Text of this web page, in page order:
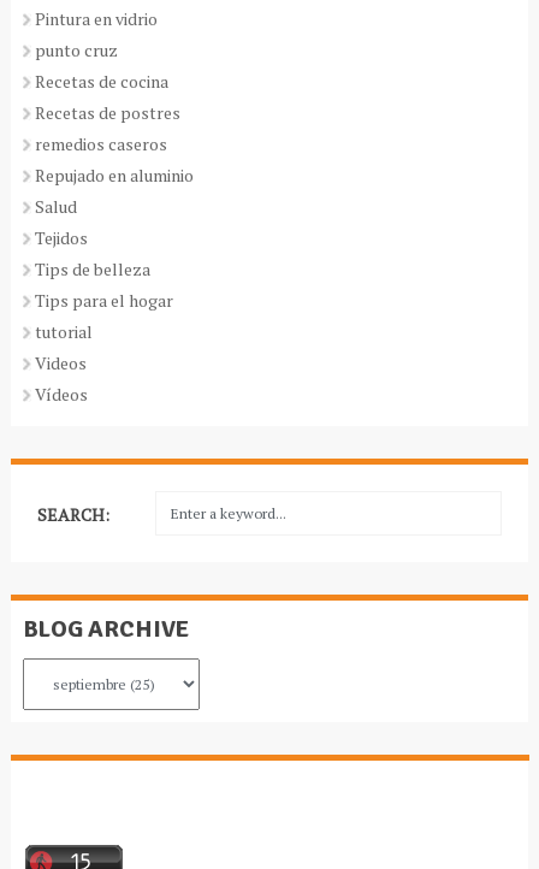
Pintura en vidrio
punto cruz
Recetas de cocina
Recetas de postres
remedios caseros
Repujado en aluminio
Salud
Tejidos
Tips de belleza
Tips para el hogar
tutorial
Videos
Vídeos
SEARCH:
BLOG ARCHIVE